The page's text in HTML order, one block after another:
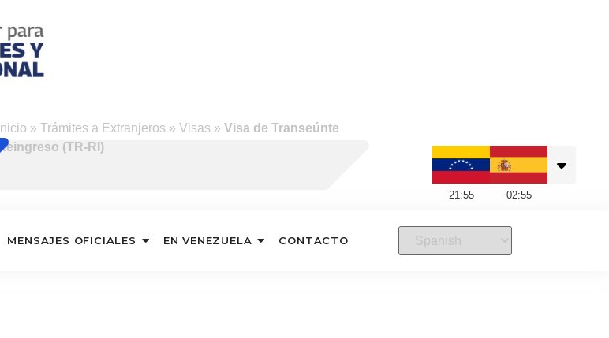
Inicio » Trámites a Extranjeros » Visas » Visa de Transeúnte
Reingreso (TR-RI)
21 :55 02:55
MENSAJES OFICIALES EN VENEZUELA CONTACTO